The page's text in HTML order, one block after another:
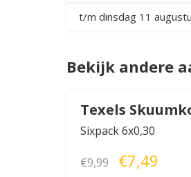
t/m dinsdag 11
Bekijk andere
Texels
Sixpack 6x0,30
€9,99 €7,49